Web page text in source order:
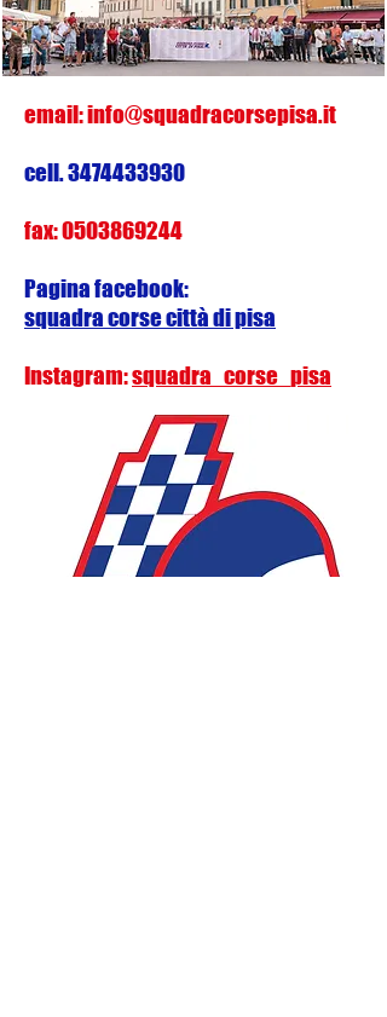
email:info@squadracorsepisa.it
cell.3474433930
fax:0503869244
Pagina facebook:
squadra corse città di pisa
Instagram:squadra_corse_pisa